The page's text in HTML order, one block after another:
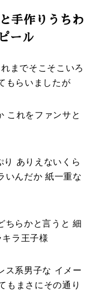
手作りうちわ
ール
までそこそこいろ
もらいましたが
これをファンサと
り ありえないくら
いんだか 紙一重な
ちらかと言うと 細
ラ王子様
ス系男子な イメー
もまさにその通り